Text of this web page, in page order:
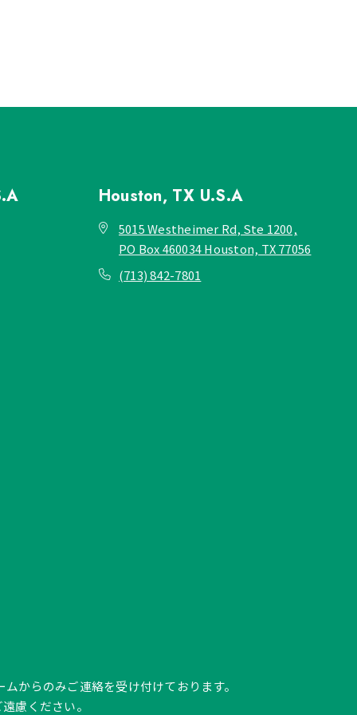
Houston, TX U.S.A
5015 Westheimer Rd, Ste 1200,
PO Box 460034 Houston, TX 77056
(713) 842-7801
からのみご連絡を受け付けております。
慮ください。